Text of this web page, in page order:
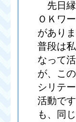
先日縁
ＯＫワ
がありま
普段は
なって
が、こ
シリテ
活動で
も、同